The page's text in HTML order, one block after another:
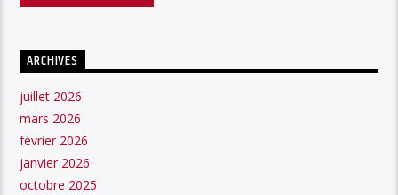
ARCHIVES
juillet 2026
mars 2026
février 2026
janvier 2026
octobre 2025